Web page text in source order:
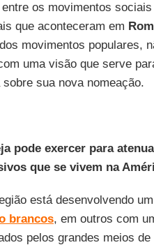
os movimentos
que aconteceram em
movimentos populares,
uma visão que serve
sua nova nomeação.
pode exercer para
que se vivem na
está desenvolvendo
brancos, em outros com
pelos grandes meios